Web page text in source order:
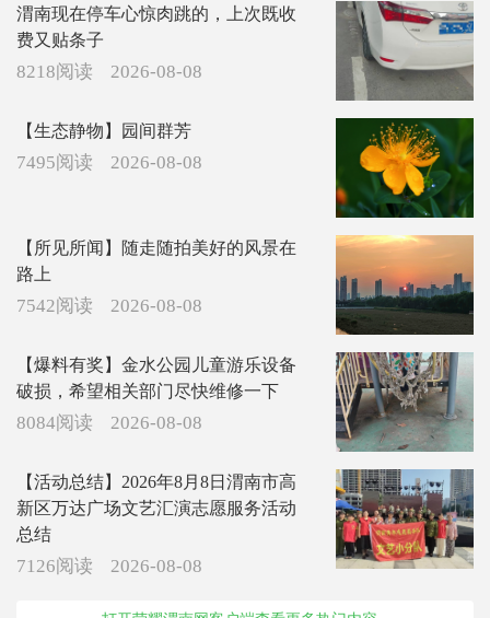
渭南现在停车心惊肉跳的，上次既收
费又贴条子
8218阅读 2026-08-08
【生态静物】园间群芳
7495阅读 2026-08-08
【所见所闻】随走随拍美好的风景在
路上
7542阅读 2026-08-08
【爆料有奖】金水公园儿童游乐设备
破损，希望相关部门尽快维修一下
8084阅读 2026-08-08
【活动总结】2026年8月8日渭南市高
新区万达广场文艺汇演志愿服务活动
总结
7126阅读 2026-08-08